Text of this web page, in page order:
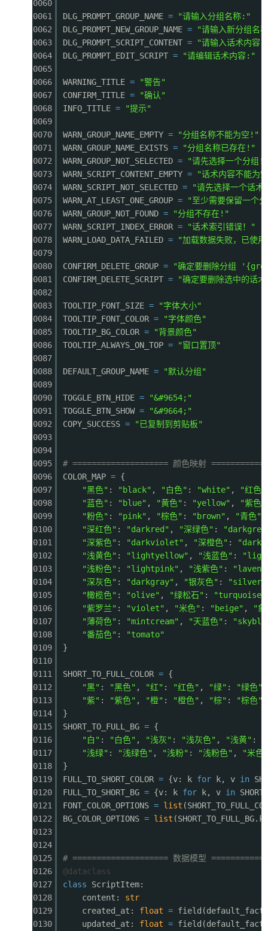
0060
0061
0062
0063
0064
0065
0066
0067
0068
0069
0070
0071
0072
0073
0074
0075
0076
0077
0078
0079
0080
0081
0082
0083
0084
0085
0086
0087
0088
0089
0090
0091
0092
0093
0094
0095
0096
0097
0098
0099
0100
0101
0102
0103
0104
0105
0106
0107
0108
0109
0110
0111
0112
0113
0114
0115
0116
0117
0118
0119
0120
0121
0122
0123
0124
0125
0126
0127
0128
0129
0130
DLG_PROMPT_GROUP_NAME =
"请输入分组名称:"
DLG_PROMPT_NEW_GROUP_NAME =
"请输入新分组名
DLG_PROMPT_SCRIPT_CONTENT =
"请输入话术内容
DLG_PROMPT_EDIT_SCRIPT = "请编辑话术内容:"
WARNING_TITLE =
"警告"
CONFIRM_TITLE =
"确认"
INFO_TITLE = "提示"
WARN_GROUP_NAME_EMPTY =
"分组名称不能为空!"
WARN_GROUP_NAME_EXISTS =
"分组名称已存在!"
WARN_GROUP_NOT_SELECTED =
"请先选择一个分组!"
WARN_SCRIPT_CONTENT_EMPTY =
"话术内容不能为
WARN_SCRIPT_NOT_SELECTED =
"请先选择一个话
WARN_AT_LEAST_ONE_GROUP =
"至少需要保留一个
WARN_GROUP_NOT_FOUND =
"分组不存在!"
WARN_SCRIPT_INDEX_ERROR =
"话术索引错误！"
WARN_LOAD_DATA_FAILED = "加载数据失败，已使
CONFIRM_DELETE_GROUP =
"确定要删除分组
CONFIRM_DELETE_SCRIPT = "确定要删除选中的话
TOOLTIP_FONT_SIZE =
"字体大小"
TOOLTIP_FONT_COLOR =
"字体颜色"
TOOLTIP_BG_COLOR =
"背景颜色"
TOOLTIP_ALWAYS_ON_TOP = "窗口置顶"
DEFAULT_GROUP_NAME = "默认分组"
TOGGLE_BTN_HIDE =
"&#9654;"
TOGGLE_BTN_SHOW =
"&#9664;"
COPY_SUCCESS = "已复制到剪贴板"
# ==================== 颜色映射
COLOR_MAP = {
"黑色" : "black" , "白色" : "white" , "红色"
"蓝色" : "blue" , "黄色" : "yellow" , "紫色"
"粉色" : "pink" , "棕色" : "brown" , "青色"
"深红色" : "darkred" , "深绿色" :
"深紫色" : "darkviolet" , "深橙色" :
"浅黄色" : "lightyellow" , "浅蓝色" :
"浅粉色" : "lightpink" , "浅紫色" :
"深灰色" : "darkgray" , "银灰色" : "silver"
"橄榄色" : "olive" , "绿松石" : "turquoise"
"紫罗兰" : "violet" , "米色" : "beige" ,
"
"薄荷色" : "mintcream" , "天蓝色" :
"番茄色" :
"tomato"
}
SHORT_TO_FULL_COLOR = {
"黑" : "黑色" , "红" : "红色" , "绿" : "绿色"
"紫" : "紫色" , "橙" : "橙色" , "棕" : "棕色"
}
SHORT_TO_FULL_BG = {
"白" : "白色" , "浅灰" : "浅灰色" , "浅黄" :
"浅绿" : "浅绿色" , "浅粉" : "浅粉色" ,
"米色"
}
FULL_TO_SHORT_COLOR = {v: k for k, v in
FULL_TO_SHORT_BG = {v: k for k, v in
FONT_COLOR_OPTIONS = list
BG_COLOR_OPTIONS = list
# ==================== 数据模型
@dataclass
class
ScriptItem:
content: str
created_at: float =
updated_at: float =